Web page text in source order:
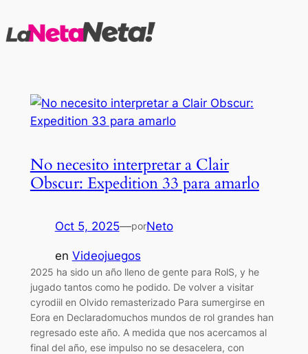
al
No necesito interpretar a Clair
Obscur: Expedition 33 para amarlo
Oct 5, 2025—porNeto
en Videojuegos
2025 ha sido un año lleno de gente para RolS, y he
jugado tantos como he podido. De volver a visitar
cyrodiil en Olvido remasterizado Para sumergirse en
Eora en Declaradomuchos mundos de rol grandes han
regresado este año. A medida que nos acercamos al
final del año, ese impulso no se desacelera, con